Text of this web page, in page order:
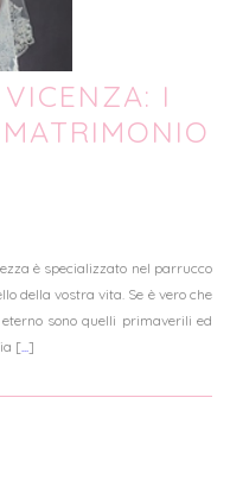
I
è specializzato nel parrucco
della vostra vita. Se è vero che
sono quelli primaverili ed
[...]